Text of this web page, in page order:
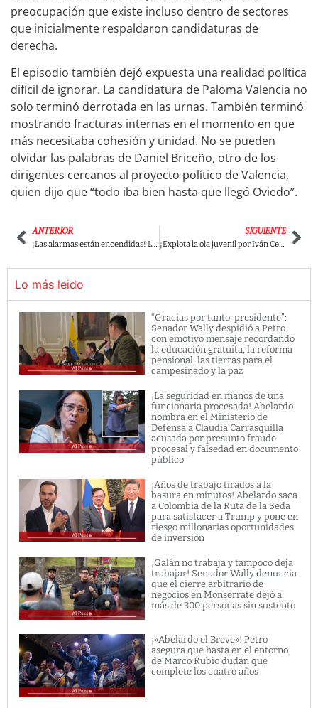
preocupación que existe incluso dentro de sectores
que inicialmente respaldaron candidaturas de
derecha.
El episodio también dejó expuesta una realidad política
difícil de ignorar. La candidatura de Paloma Valencia no
solo terminó derrotada en las urnas. También terminó
mostrando fracturas internas en el momento en que
más necesitaba cohesión y unidad. No se pueden
olvidar las palabras de Daniel Briceño, otro de los
dirigentes cercanos al proyecto político de Valencia,
quien dijo que “todo iba bien hasta que llegó Oviedo”.
ANTERIOR SIGUIENTE
¡Explota la ola juvenil por Iván Cepeda! Cientos de jóvenes salen a las calles y ponen a temblar a Abelardo De La Espriella
Lo más leido
“Gracias por tanto, presidente”:
Senador Wally despidió a Petro
con emotivo mensaje recordando
la educación gratuita, la reforma
pensional, las tierras para el
campesinado y la paz
¡La seguridad en manos de una
funcionaria procesada! Abelardo
nombra en el Ministerio de
Defensa a Claudia Carrasquilla
acusada por presunto fraude
procesal y falsedad en documento
público
¡Años de trabajo tirados a la
basura en minutos! Abelardo saca
a Colombia de la Ruta de la Seda
para satisfacer a Trump y pone en
riesgo millonarias oportunidades
de inversión
¡Galán no trabaja y tampoco deja
trabajar! Senador Wally denuncia
que el cierre arbitrario de
negocios en Monserrate dejó a
más de 300 personas sin sustento
¡»Abelardo el Breve»! Petro
asegura que hasta en el entorno
de Marco Rubio dudan que
complete los cuatro años